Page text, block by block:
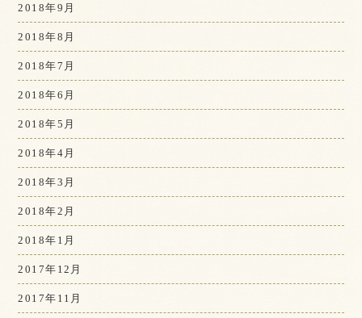
2018年9月
2018年8月
2018年7月
2018年6月
2018年5月
2018年4月
2018年3月
2018年2月
2018年1月
2017年12月
2017年11月